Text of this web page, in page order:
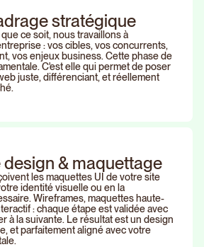
dragestratégique
ce soit, nous travaillons à
: vos cibles, vos concurrents,
vos enjeux business. Cette phase de
C'est elle qui permet de poser
juste, différenciant, et réellement
design & maquettage
les maquettes UI de votre site
identité visuelle ou en la
Wireframes, maquettes haute-
: chaque étape est validée avec
à la suivante. Le résultat est un design
et parfaitement aligné avec votre